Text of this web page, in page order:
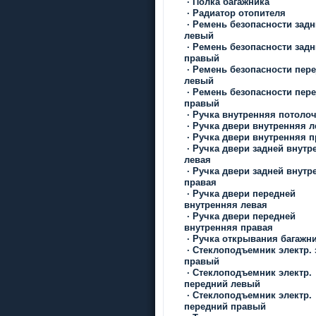
· Радиатор отопителя
· Ремень безопасности
левый
· Ремень безопасности
правый
· Ремень безопасности
левый
· Ремень безопасности
правый
· Ручка внутренняя
· Ручка двери внутренняя
· Ручка двери внутренняя
· Ручка двери задней
левая
· Ручка двери задней
правая
· Ручка двери передней
внутренняя левая
· Ручка двери передней
внутренняя правая
· Ручка открывания
· Стеклоподъемник электр.
правый
· Стеклоподъемник электр.
передний левый
· Стеклоподъемник электр.
передний правый